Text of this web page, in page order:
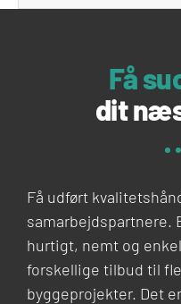
Få
dit
Få udført
samarbejdspartnere.
hurtigt, nemt og
forskellige tilbud til
byggeprojekter. Det